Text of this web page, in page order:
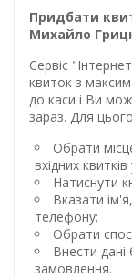
Придбати
Михайло
Сервіс
квиток з
до каси і Ви
зараз. Для
Обрати
вхідних
Натиснути
Вказати
телефону;
Обрати
Внести дані
замовлення.